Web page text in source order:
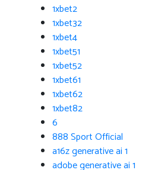
1xbet2
1xbet32
1xbet4
1xbet51
1xbet52
1xbet61
1xbet62
1xbet82
6
888 Sport Official
a16z generative ai 1
adobe generative ai 1